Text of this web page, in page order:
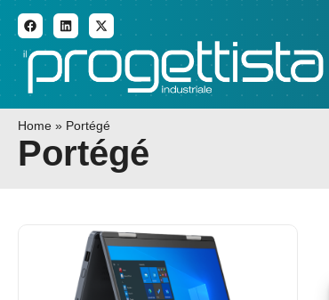
ADDITIVE
Home » Portégé
Portégé